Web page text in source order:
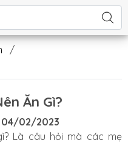
/
Ăn Gì?
04/02/2023
Là câu hỏi mà các mẹ